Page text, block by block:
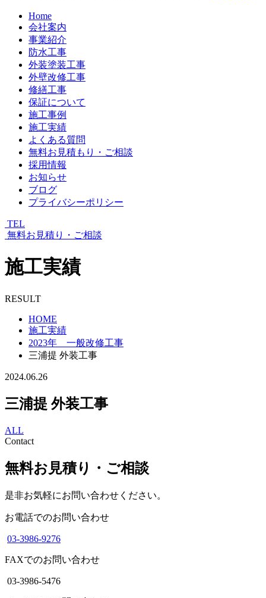
Home
会社案内
事業紹介
防水工事
外装塗装工事
外壁改修工事
修繕工事
保証について
施工事例
施工実績
よくある質問
無料お見積もり・ご相談
採用情報
お知らせ
ブログ
プライバシーポリシー
TEL
無料お見積り・ご相談
施工実績
RESULT
HOME
施工実績
2023年 一般改修工事
三浦提 外装工事
2024.06.26
三浦提 外装工事
ALL
Contact
無料お見積り・ご相談
是非お気軽にお問い合わせください。
お電話でのお問い合わせ
03-3986-9276
FAXでのお問い合わせ
03-3986-5476